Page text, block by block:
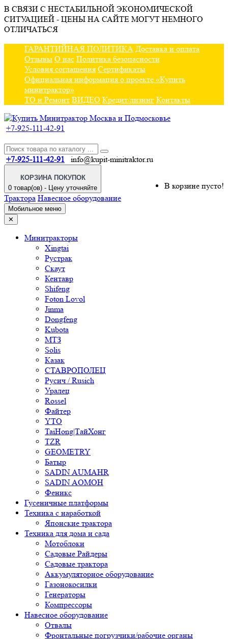
В СВЯЗИ С НЕСТАБИЛЬНОЙ ЭКОНОМИЧЕСКОЙ
СИТУАЦИЕЙ - ЦЕНЫ НА САЙТЕ МОГУТ НЕМНОГО
ОТЛИЧАТЬСЯ
ГАРАНТИЙНАЯ ПОЛИТИКА Доставка и оплата
Отзывы О нас Политика безопасности
Условия соглашения Сертификаты
Официальная информация о проекте «Купить
минитрактор»
ТО и Ремонт ВИДЕО Кредит/лизинг Контакты
+7-925-111-42-91
+7-925-111-42-91 info@kupit-minitraktor.ru
КОРЗИНА ПОКУПОК
0 товар(ов) - Цену уточняйте
В корзине пусто!
Трактора Навесное оборудование
Мобильное меню
✕
Минитракторы
Xingtai
Рустрак
Скаут
Кентавр
Shifeng
Foton Lovol
Jinma
Dongfeng
Kubota
МТЗ
Solis
Казак
СТАВРОПОЛЕЦ
Русич / Rusich
Уралец
Rossel
Файтер
YTO
TaiHong|ТайХонг
TZR
GEOMETRY
Батыр
SADIN AUMAHR
SADIN AOMOH
Феникс
Гусеничные платформы
Техника с наработкой
Японские трактора
Техника для дома и сада
Мотоблоки
Садовые Райдеры
Садовые трактора
Аккумуляторное оборудование
Газонокосилки
Генераторы
Компрессоры
Навесное оборудование
Отвалы
Фронтальные погрузчики/рабочие органы